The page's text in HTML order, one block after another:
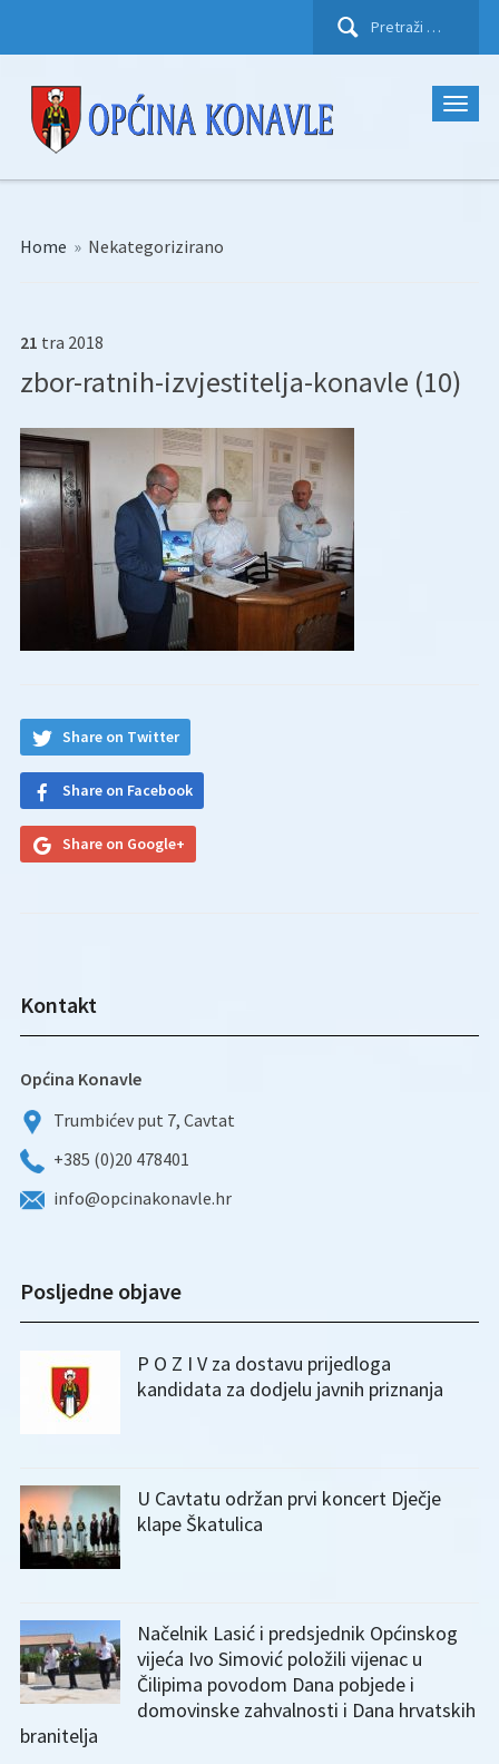
Pretraži:
Home » Nekategorizirano
21 tra 2018
zbor-ratnih-izvjestitelja-konavle (10)
Share on Twitter
Share on Facebook
Share on Google+
Kontakt
Općina Konavle
Trumbićev put 7, Cavtat
+385 (0)20 478401
info@opcinakonavle.hr
Posljedne objave
P O Z I V za dostavu prijedloga
kandidata za dodjelu javnih priznanja
U Cavtatu održan prvi koncert Dječje
klape Škatulica
Načelnik Lasić i predsjednik Općinskog
vijeća Ivo Simović položili vijenac u
Čilipima povodom Dana pobjede i
domovinske zahvalnosti i Dana hrvatskih
branitelja